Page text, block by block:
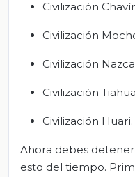
Civilización
Civilización
Civilización
Civilización
Civilización Huari.
Ahora debes
esto del tiempo.